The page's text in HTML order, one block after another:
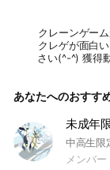
クレーンゲー
クレゲが面白
さい(^-^) 獲得
1/29承認制にし
あなたへのおすす
未成年
メンバ